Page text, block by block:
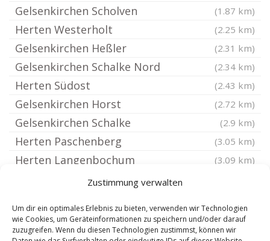
Zustimmung verwalten
Um dir ein optimales Erlebnis zu bieten, verwenden wir Technologien
wie Cookies, um Geräteinformationen zu speichern und/oder darauf
zuzugreifen. Wenn du diesen Technologien zustimmst, können wir
Gelsenkirchen Scholven (1.87 km)
Herten Westerholt (2.25 km)
Gelsenkirchen Heßler (2.31 km)
Gelsenkirchen Schalke Nord (2.34 km)
Herten Südost (2.43 km)
Gelsenkirchen Horst (2.72 km)
Gelsenkirchen Schalke (2.9 km)
Herten Paschenberg (3.05 km)
Herten Langenbochum (3.09 km)
Gelsenkirchen Bismarck (3.45 km)
Gelsenkirchen Altstadt (3.53 km)